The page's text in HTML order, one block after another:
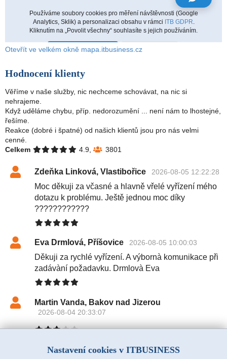
Otevřít ve velkém okně mapa.itbusiness.cz
Hodnocení klienty
Věříme v naše služby, nic nechceme schovávat, na nic si
nehrajeme.
Když uděláme chybu, příp. nedorozumění ... není nám to lhostejné,
řešíme.
Reakce (dobré i špatné) od našich klientů jsou pro nás velmi
cenné.
Celkem
4.9, 3801
Zdeňka Linková, Vlastibořice 2026-08-05 12:22:28
Moc děkuji za včasné a hlavně vřelé vyřízení mého
dotazu k problému. Ještě jednou moc díky
????????????
Eva Drmlová, Příšovice 2026-08-05 10:00:03
Děkuji za rychlé vyřízení. A výbornà komunikace při
zadávàní požadavku. Drmlovà Eva
Martin Vanda, Bakov nad Jizerou
2026-08-04 20:33:07
Jiří Sadílek, Liberec 2026-08-03 20:08:43
Nastavení cookies v ITBUSINESS